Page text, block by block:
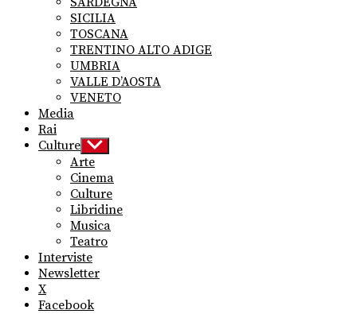
SICILIA
TOSCANA
TRENTINO ALTO ADIGE
UMBRIA
VALLE D’AOSTA
VENETO
Media
Rai
Culture Show
sub
menu
Arte
Cinema
Culture
Libridine
Musica
Teatro
Interviste
Newsletter
X
Facebook